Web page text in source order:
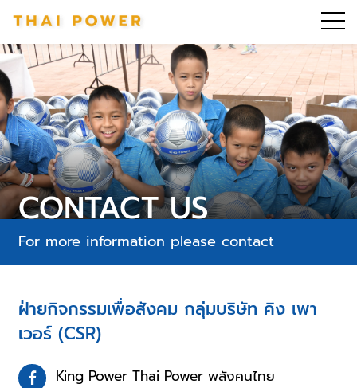
CONTACT US
For more information please contact
ฝ่ายกิจกรรมเพื่อสังคม กลุ่มบริษัท คิง เพา
เวอร์ (CSR)
King Power Thai Power พลังคนไทย